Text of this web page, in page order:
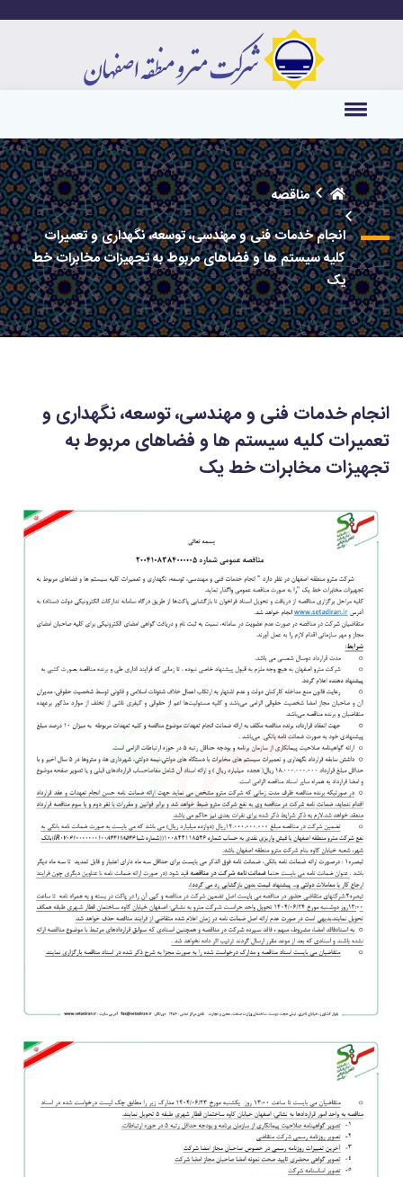
مناقصه
انجام خدمات فنی و مهندسی، توسعه، نگهداری و تعمیرات
کلیه سیستم ها و فضاهای مربوط به تجهیزات مخابرات خط
یک
انجام خدمات فنی و مهندسی، توسعه، نگهداری و
تعمیرات کلیه سیستم ها و فضاهای مربوط به
تجهیزات مخابرات خط یک